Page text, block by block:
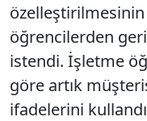
öğrencilerden
istendi. İşletme
göre artık
ifadelerini